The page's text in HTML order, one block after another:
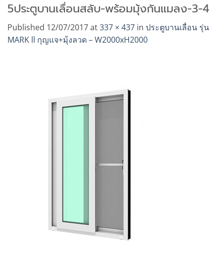
5ประตูบานเลื่อนสลับ-พร้อมมุ้งกันแมลง-3-4
Published 12/07/2017at337 × 437 in ประตูบานเลื่อน รุ่น
MARK ll กุญแจ+มุ้งลวด – W2000xH2000